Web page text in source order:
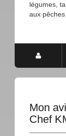
légumes,
aux pêches
Mon
Chef